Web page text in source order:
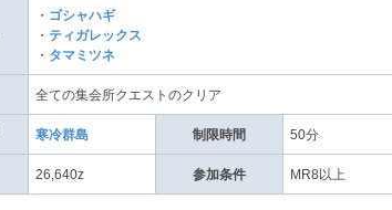
・ ゴシャハギ
・ ティガレックス
・ タマミツネ
全ての集会所クエストのクリア
寒冷群島 制限時間 50分
26,640z 参加条件 MR8以上